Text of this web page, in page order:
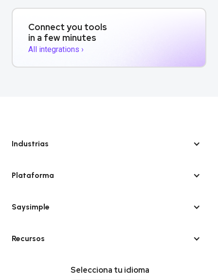
Connect you tools
in a few minutes
All integrations ›
Industrias
Plataforma
Saysimple
Recursos
Selecciona tu idioma